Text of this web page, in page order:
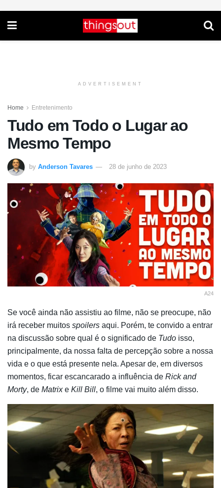
ADVERTISEMENT
Home Entretenimento
Tudo em Todo o Lugar ao
Mesmo Tempo
by Anderson Tavares 28 de junho de 2023
A24
Se você ainda não assistiu ao filme, não se preocupe, não
irá receber muitos spoilers aqui. Porém, te convido a entrar
na discussão sobre qual é o significado de Tudo isso,
principalmente, da nossa falta de percepção sobre a nossa
vida e o que está presente nela. Apesar de, em diversos
momentos, ficar escancarado a influência de Rick and
Morty, de Matrixe Kill Bill, o filme vai muito além disso.